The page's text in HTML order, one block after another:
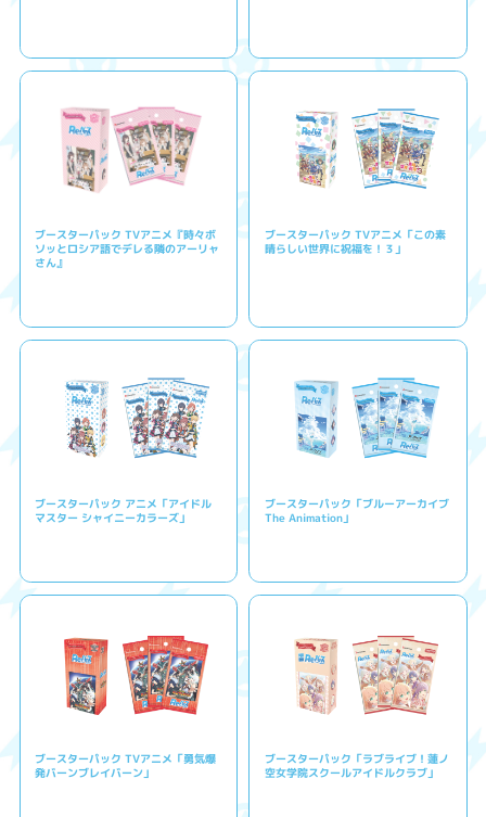
ブースターパック TVアニメ『時々ボ
ソッとロシア語でデレる隣のアーリャ
さん』
ブースターパック TVアニメ「この素
晴らしい世界に祝福を！３」
ブースターパック アニメ「アイドル
マスター シャイニーカラーズ」
ブースターパック「ブルーアーカイブ
The Animation」
ブースターパック TVアニメ「勇気爆
発バーンブレイバーン」
ブースターパック「ラブライブ！蓮ノ
空女学院スクールアイドルクラブ」